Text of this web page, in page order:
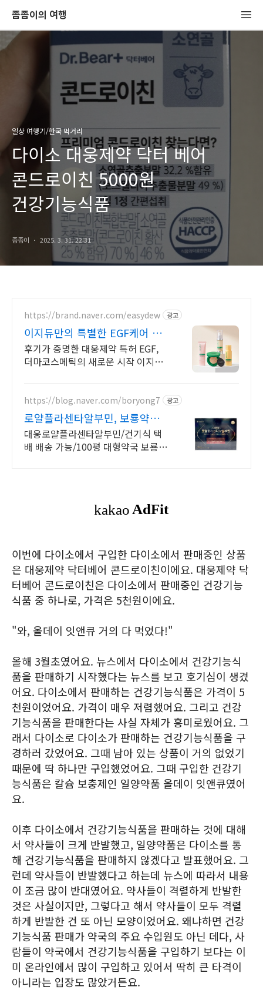
좀좀이의 여행
일상 여행기/한국 먹거리
다이소 대웅제약 닥터 베어
콘드로이친 5000원
건강기능식품
좀좀이 2025. 3. 31. 22:31
https://brand.naver.com/easydew 광고
이지듀만의 특별한 EGF케어 이
지듀 공식몰 혜택
후기가 증명한 대웅제약 특허 EGF,
더마코스메틱의 새로운 시작 이지듀
https://blog.naver.com/boryong7 광고
로얄플라센타알부민, 보룡약국
대형약국/태릉입구,육사 근처
대웅로얄플라센타알부민/건기식 택
배 배송 가능/100평 대형약국 보룡약
이번에 다이소에서 구입한 다이소에서 판매중인 상품
은 대웅제약 닥터베어 콘드로이친이에요. 대웅제약 닥
터베어 콘드로이친은 다이소에서 판매중인 건강기능
식품 중 하나로, 가격은 5천원이에요.
"와, 올데이 잇앤큐 거의 다 먹었다!"
올해 3월초였어요. 뉴스에서 다이소에서 건강기능식
품을 판매하기 시작했다는 뉴스를 보고 호기심이 생겼
어요. 다이소에서 판매하는 건강기능식품은 가격이 5
천원이었어요. 가격이 매우 저렴했어요. 그리고 건강
기능식품을 판매한다는 사실 자체가 흥미로웠어요. 그
래서 다이소로 다이소가 판매하는 건강기능식품을 구
경하러 갔었어요. 그때 남아 있는 상품이 거의 없었기
때문에 딱 하나만 구입했었어요. 그때 구입한 건강기
능식품은 칼슘 보충제인 일양약품 올데이 잇앤큐였어
요.
이후 다이소에서 건강기능식품을 판매하는 것에 대해
서 약사들이 크게 반발했고, 일양약품은 다이소를 통
해 건강기능식품을 판매하지 않겠다고 발표했어요. 그
런데 약사들이 반발했다고 하는데 뉴스에 따라서 내용
이 조금 많이 반대였어요. 약사들이 격렬하게 반발한
것은 사실이지만, 그렇다고 해서 약사들이 모두 격렬
하게 반발한 건 또 아닌 모양이었어요. 왜냐하면 건강
기능식품 판매가 약국의 주요 수입원도 아닌 데다, 사
람들이 약국에서 건강기능식품을 구입하기 보다는 이
미 온라인에서 많이 구입하고 있어서 딱히 큰 타격이
아니라는 입장도 많았거든요.